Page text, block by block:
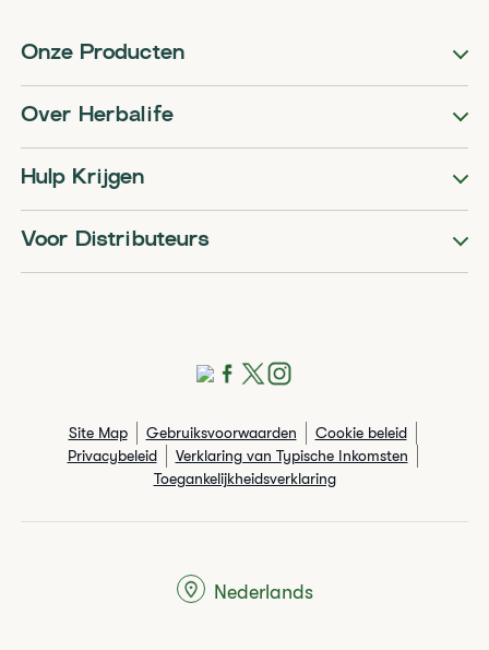
Onze Producten
Over Herbalife
Hulp Krijgen
Voor Distributeurs
Site Map Gebruiksvoorwaarden
Cookie beleid
Privacybeleid
Verklaring van Typische Inkomsten
Toegankelijkheidsverklaring
Nederlands